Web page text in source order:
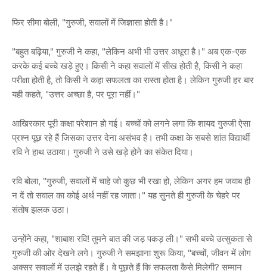
फिर सीमा बोली, "गुरुजी, सवालों में जिज्ञासा होती है।"
"बहुत बढ़िया," गुरुजी ने कहा, "लेकिन अभी भी उत्तर अधूरा है।" अब एक-एक
करके कई बच्चे खड़े हुए। किसी ने कहा सवालों में सीख होती है, किसी ने कहा
परीक्षा होती है, तो किसी ने कहा सफलता का रास्ता होता है। लेकिन गुरुजी हर बार
यही कहते, "उत्तर अच्छा है, पर पूरा नहीं।"
आखिरकार पूरी कक्षा परेशान हो गई। बच्चों को लगने लगा कि शायद गुरुजी ऐसा
प्रश्न पूछ रहे हैं जिसका उत्तर देना असंभव है। तभी कक्षा के सबसे शांत विद्यार्थी
रवि ने हाथ उठाया। गुरुजी ने उसे खड़े होने का संकेत दिया।
रवि बोला, "गुरुजी, सवालों में चाहे जो कुछ भी रखा हो, लेकिन अगर हम जवाब ही
न दें तो सवाल का कोई अर्थ नहीं रह जाता।" यह सुनते ही गुरुजी के चेहरे पर
संतोष झलक उठा।
उन्होंने कहा, "शाबाश रवि! तुमने बात की जड़ पकड़ ली।" सभी बच्चे उत्सुकता से
गुरुजी की ओर देखने लगे। गुरुजी ने समझाना शुरू किया, "बच्चों, जीवन में लोग
अक्सर सवालों में उलझे रहते हैं। वे पूछते हैं कि सफलता कैसे मिलेगी? सम्मान